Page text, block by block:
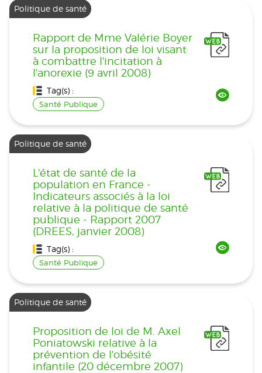
Politique de santé
Rapport de Mme Valérie Boyer
sur la proposition de loi visant
à combattre l'incitation à
l'anorexie (9 avril 2008)
Tag(s) :
Santé Publique
Politique de santé
L'état de santé de la
population en France -
Indicateurs associés à la loi
relative à la politique de santé
publique - Rapport 2007
(DREES, janvier 2008)
Tag(s) :
Santé Publique
Politique de santé
Proposition de loi de M. Axel
Poniatowski relative à la
prévention de l'obésité
infantile (20 décembre 2007)